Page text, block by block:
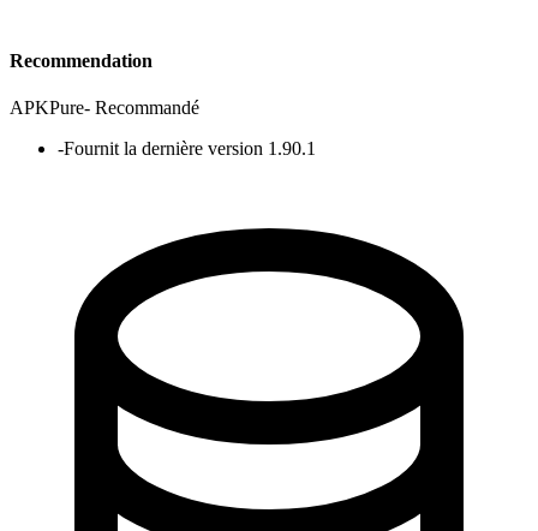
Recommendation
APKPure- Recommandé
-Fournit la dernière version 1.90.1